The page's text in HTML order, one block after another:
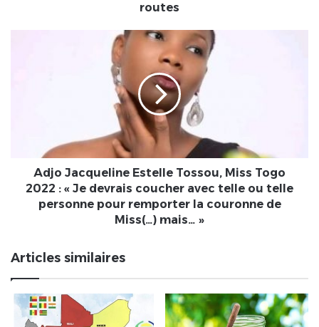
routes
devrais
coucher
telle
personne
remporter
Adjo Jacqueline Estelle Tossou, Miss Togo
2022 : « Je devrais coucher avec telle ou telle
personne pour remporter la couronne de
Miss(…) mais… »
Articles similaires